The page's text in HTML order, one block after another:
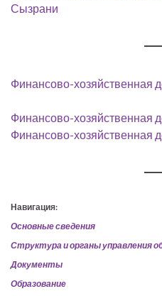
Сызрани
Финансово-хозяйственная
Финансово-хозяйственная
Финансово-хозяйственная
Навигация:
Основные сведения
Структура и органы управления
Документы
Образование